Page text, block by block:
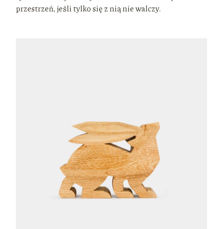
przestrzeń, jeśli tylko się z nią nie walczy.